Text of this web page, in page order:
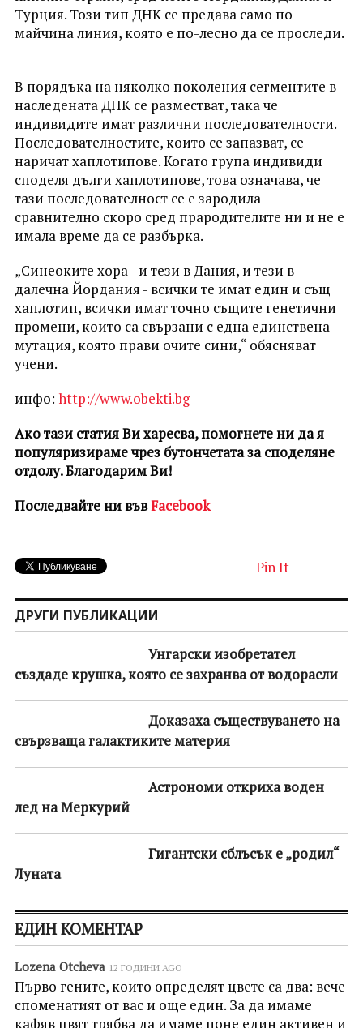
Турция. Този тип ДНК се предава само по
майчина линия, която е по-лесно да се проследи.
В порядъка на няколко поколения сегментите в
наследената ДНК се разместват, така че
индивидите имат различни последователности.
Последователностите, които се запазват, се
наричат хаплотипове. Когато група индивиди
споделя дълги хаплотипове, това означава, че
тази последователност се е зародила
сравнително скоро сред прародителите ни и не е
имала време да се разбърка.
„Синеоките хора - и тези в Дания, и тези в
далечна Йордания - всички те имат един и същ
хаплотип, всички имат точно същите генетични
промени, които са свързани с една единствена
мутация, която прави очите сини,“ обясняват
учени.
инфо: http://www.obekti.bg
Ако тази статия Ви харесва, помогнете ни да я
популяризираме чрез бутончетата за споделяне
отдолу. Благодарим Ви!
Последвайте ни въвFacebook
Pin It
ДРУГИ ПУБЛИКАЦИИ
Унгарски изобретател
създаде крушка, която се захранва от водорасли
Доказаха съществуването на
свързваща галактиките материя
Астрономи откриха воден
лед на Меркурий
Гигантски сблъсък е „родил“
Луната
ЕДИН КОМЕНТАР
Lozena Otcheva 12 ГОДИНИ AGO
Първо гените, които определят цвете са два: вече
споменатият от вас и още един. За да имаме
кафяв цвят трябва да имаме поне един активен и